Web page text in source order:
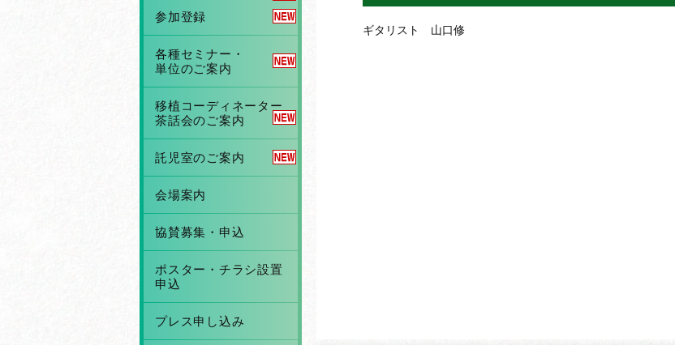
参加登録
各種セミナー・
単位のご案内
移植コーディネーター
茶話会のご案内
託児室のご案内
会場案内
協賛募集・申込
ポスター・チラシ設置
申込
プレス申し込み
ギタリスト 山口修